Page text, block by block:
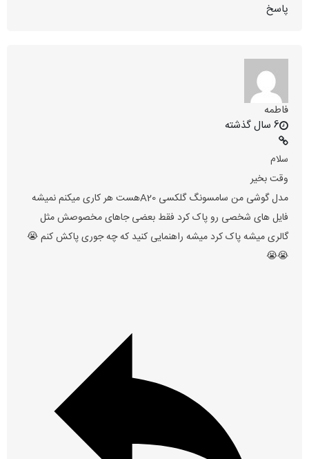
پاسخ
فاطمه
6 سال گذشته
سلام
وقت بخیر
مدل گوشی من سامسونگ گلکسی A20هست هر کاری میکنم نمیشه
فایل های شخصی رو پاک کرد فقط بعضی جاهای مخصوصش مثل
گالری میشه پاک کرد میشه راهنمایی کنید که چه جوری پاکش کنم 😭
😭😭